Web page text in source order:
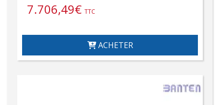
7.706,49€ TTC
ACHETER